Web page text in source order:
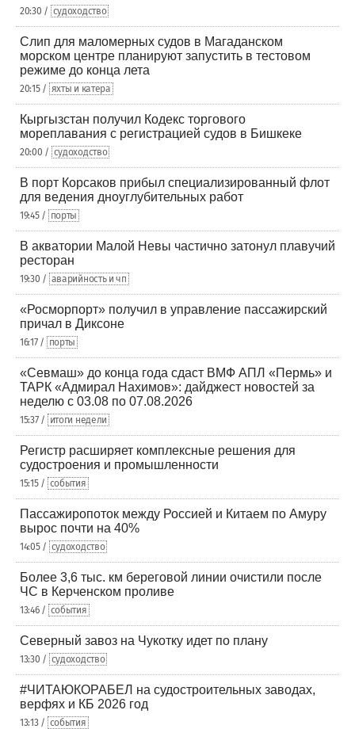
20:30 / судоходство
Слип для маломерных судов в Магаданском
морском центре планируют запустить в тестовом
режиме до конца лета
20:15 / яхты и катера
Кыргызстан получил Кодекс торгового
мореплавания с регистрацией судов в Бишкеке
20:00 / судоходство
В порт Корсаков прибыл специализированный флот
для ведения дноуглубительных работ
19:45 / порты
В акватории Малой Невы частично затонул плавучий
ресторан
19:30 / аварийность и чп
«Росморпорт» получил в управление пассажирский
причал в Диксоне
16:17 / порты
«Севмаш» до конца года сдаст ВМФ АПЛ «Пермь» и
ТАРК «Адмирал Нахимов»: дайджест новостей за
неделю с 03.08 по 07.08.2026
15:37 / итоги недели
Регистр расширяет комплексные решения для
судостроения и промышленности
15:15 / события
Пассажиропоток между Россией и Китаем по Амуру
вырос почти на 40%
14:05 / судоходство
Более 3,6 тыс. км береговой линии очистили после
ЧС в Керченском проливе
13:46 / события
Северный завоз на Чукотку идет по плану
13:30 / судоходство
#ЧИТАЮКОРАБЕЛ на судостроительных заводах,
верфях и КБ 2026 год
13:13 / события